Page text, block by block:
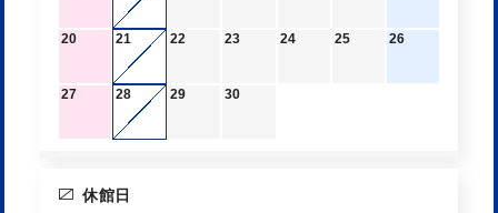
20 21 22 23 24 25 26
27 28 29 30
休館日